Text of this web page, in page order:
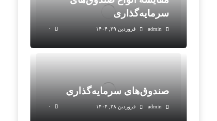
سرمایه‌گذاری
فروردین ۲۹, ۱۴۰۴ admin ۰
صندوق‌های سرمایه‌گذاری
فروردین ۲۸, ۱۴۰۴ admin ۰